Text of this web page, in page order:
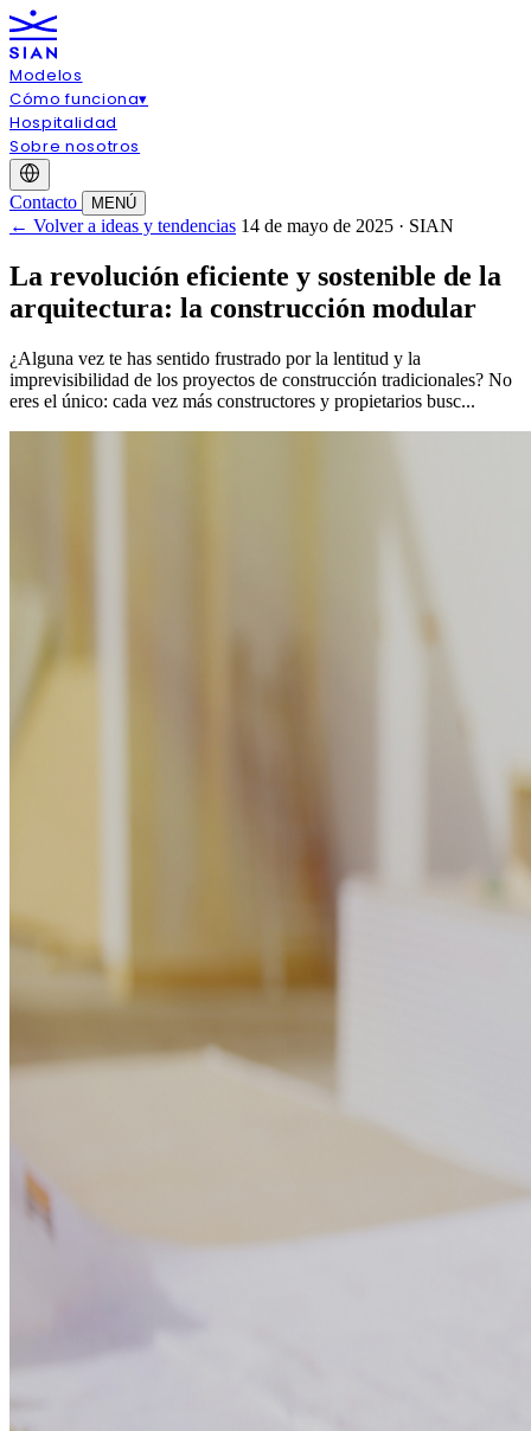
Modelos
Cómo funciona▾
Hospitalidad
Sobre nosotros
Contacto MENÚ
← Volver a ideas y tendencias 14 de mayo de 2025 · SIAN
La revolución eficiente y sostenible de la
arquitectura: la construcción modular
¿Alguna vez te has sentido frustrado por la lentitud y la
imprevisibilidad de los proyectos de construcción tradicionales? No
eres el único: cada vez más constructores y propietarios busc...